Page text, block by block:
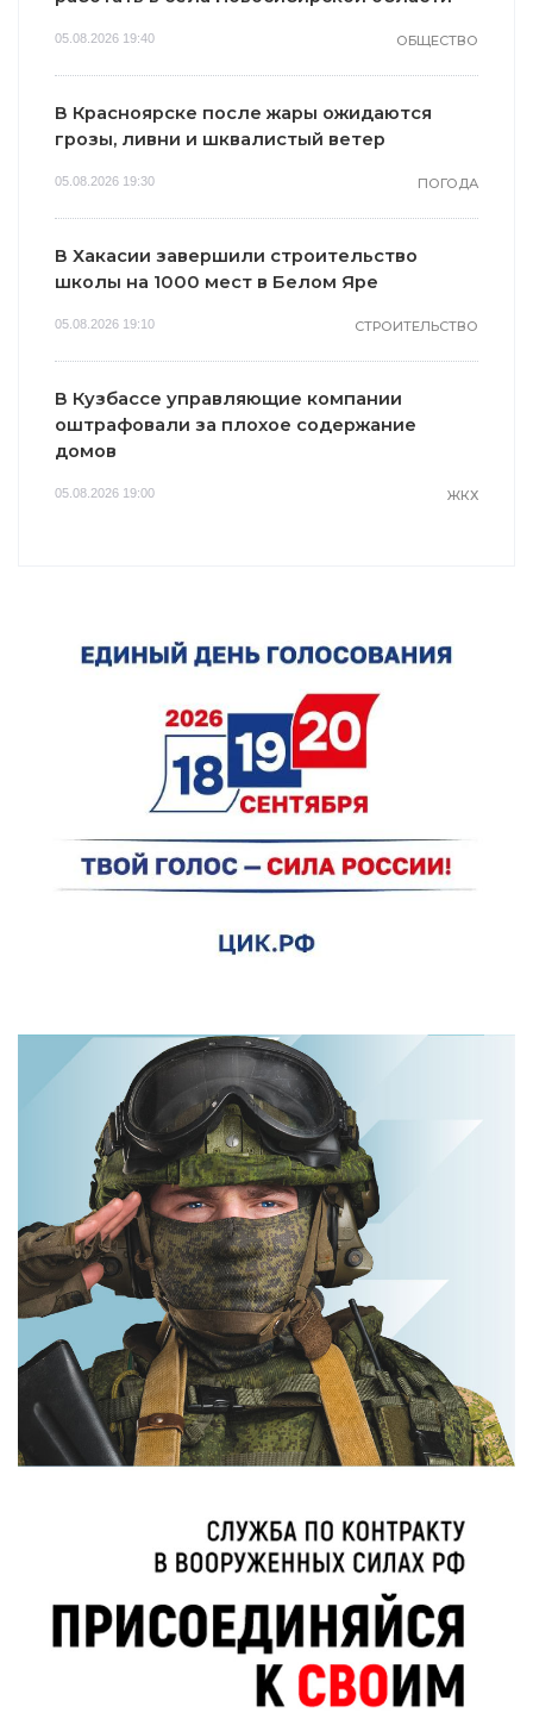
05.08.2026 19:40 ОБЩЕСТВО
В Красноярске после жары ожидаются
грозы, ливни и шквалистый ветер
05.08.2026 19:30 ПОГОДА
В Хакасии завершили строительство
школы на 1000 мест в Белом Яре
05.08.2026 19:10 СТРОИТЕЛЬСТВО
В Кузбассе управляющие компании
оштрафовали за плохое содержание
домов
05.08.2026 19:00 ЖКХ